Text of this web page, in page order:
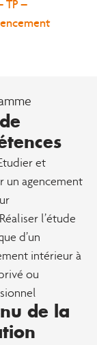
TP –
et
un agencement
l’étude
d’un
intérieur à
ou
de la